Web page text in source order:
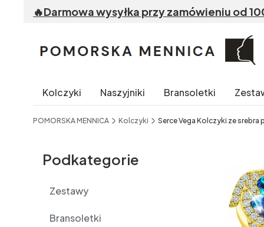
🔥Darmowa wysyłka przy zamówieniu od
Kolczyki Naszyjniki Bransoletki
POMORSKA MENNICA Kolczyki Serce Vega Kolczyki ze
Podkategorie
Zestawy
Bransoletki